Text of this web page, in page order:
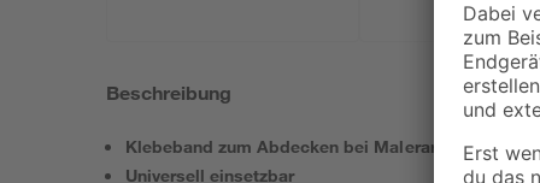
Beschreibung
Klebeband zum Abdecken bei Malerarbeiten
Universell einsetzbar